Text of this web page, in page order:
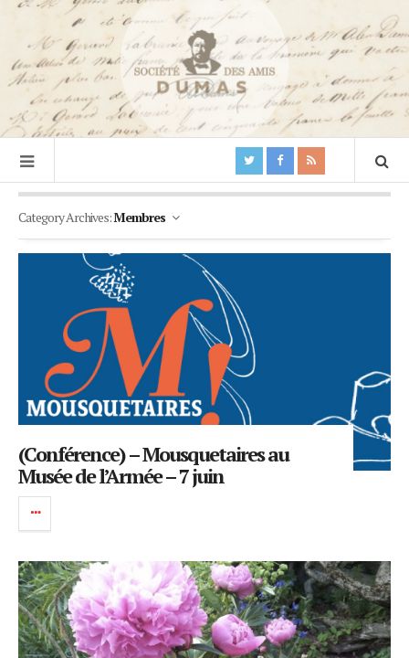
Category Archives:Membres
(Conférence) – Mousquetaires au
Musée de l’Armée – 7 juin